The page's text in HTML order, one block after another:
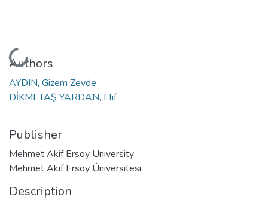
Loading...
Authors
AYDIN, Gizem Zevde
DİKMETAŞ YARDAN, Elif
Publisher
Mehmet Akif Ersoy University
Mehmet Akif Ersoy Üniversitesi
Description